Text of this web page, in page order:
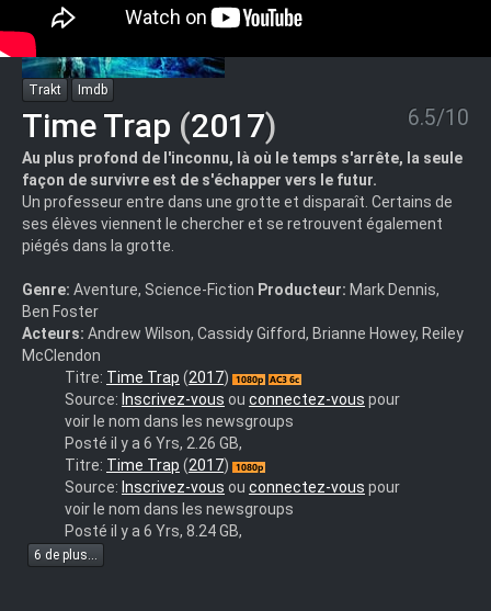
Trakt Imdb
Time Trap (2017) 6.5/10
Au plus profond de l'inconnu, là où le temps s'arrête, la seule
façon de survivre est de s'échapper vers le futur.
Un professeur entre dans une grotte et disparaît. Certains de
ses élèves viennent le chercher et se retrouvent également
piégés dans la grotte.
Genre: Aventure, Science-Fiction Producteur: Mark Dennis,
Ben Foster
Acteurs: Andrew Wilson, Cassidy Gifford, Brianne Howey, Reiley
McClendon
Time.Trap.2017.MULTi.1080p.HDLight.x264.AC3-
EXTREME
Titre: Time Trap (2017)
Source: Inscrivez-vous ou connectez-vous pour
voir le nom dans les newsgroups
Posté il y a 6 Yrs, 2.26 GB,
Time.Trap.2017.MULTi.1080p.BluRay.x264.AC3-
Titre: Time Trap (2017)
Source: Inscrivez-vous ou connectez-vous pour
voir le nom dans les newsgroups
Posté il y a 6 Yrs, 8.24 GB,
6 de plus...